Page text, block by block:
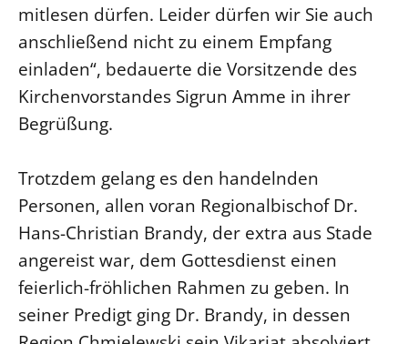
mitlesen dürfen. Leider dürfen wir Sie auch
anschließend nicht zu einem Empfang
einladen“, bedauerte die Vorsitzende des
Kirchenvorstandes Sigrun Amme in ihrer
Begrüßung.
Trotzdem gelang es den handelnden
Personen, allen voran Regionalbischof Dr.
Hans-Christian Brandy, der extra aus Stade
angereist war, dem Gottesdienst einen
feierlich-fröhlichen Rahmen zu geben. In
seiner Predigt ging Dr. Brandy, in dessen
Beruf
Freie Stellen
SERVICE
Älterwerden im Pfarrberuf
Beteiligungsverfahren
Beschwerdestellen
Ephoralbüro